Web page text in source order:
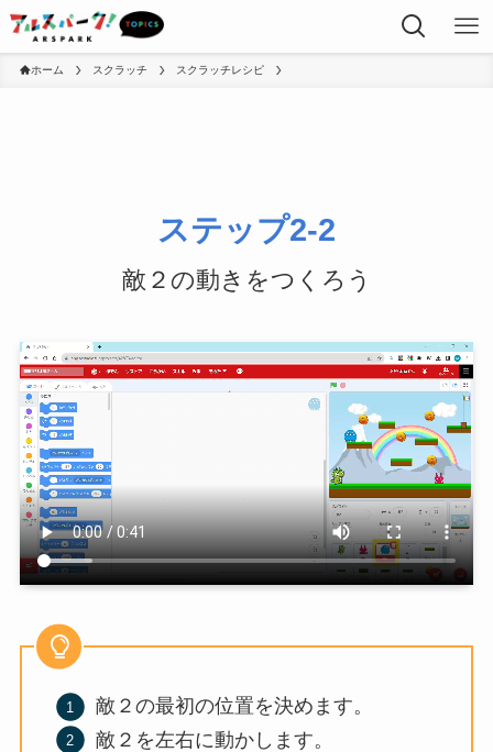
ホーム スクラッチ スクラッチレシピ
ステップ2-2
敵２の動きをつくろう
敵２の最初の位置を決めます。
敵２を左右に動かします。